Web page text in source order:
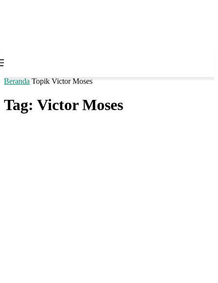
Beranda Topik Victor Moses
Tag: Victor Moses